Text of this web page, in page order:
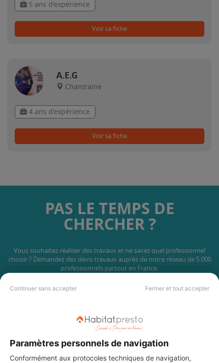
Continuer sans accepter Fermer et tout accepter
Paramètres personnels de navigation
Conformément aux protocoles techniques de navigation,
5 ans d'expérience
Voir sa fiche
A.E.G
Chantraine
4 ans d'expérience
Voir sa fiche
PAS LE TEMPS DE
CHERCHER ?
Vous souhaitez réaliser des travaux et ne savez quel professionnel
choisir ? Demandez des devis travaux auprès de notre réseau de 5 000
professionnels partout en France.
DEMANDER UN DEVIS